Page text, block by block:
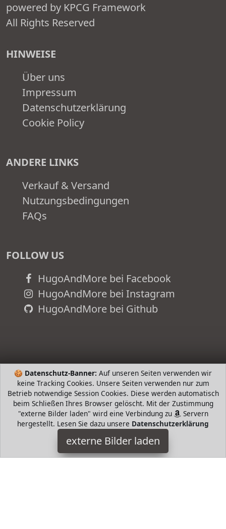
🍪 Datenschutz-Banner: Auf unseren Seiten verwenden wir
keine Tracking Cookies. Unsere Seiten verwenden nur zum
Betrieb notwendige Session Cookies. Diese werden automatisch
beim Schließen Ihres Browser gelöscht. Mit der Zustimmung
"externe Bilder laden" wird eine Verbindung zu
Servern
hergestellt. Lesen Sie dazu unsere Datenschutzerklärung
externe Bilder laden
powered by KPCG Framework
All Rights Reserved
HINWEISE
Über uns
Impressum
Datenschutzerklärung
Cookie Policy
ANDERE LINKS
Verkauf & Versand
Nutzungsbedingungen
FAQs
FOLLOW US
HugoAndMore bei Facebook
HugoAndMore bei Instagram
HugoAndMore bei Github
Barbie
Spielzeug rärztin Spielset tauchen Kinder in die Welt der
Medizin ein Enthält eine Umgebung für einen